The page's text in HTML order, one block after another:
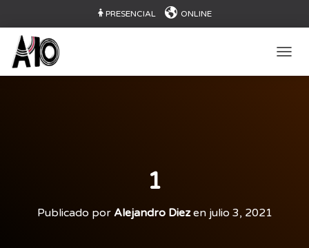
PRESENCIAL ONLINE
1
Publicado por Alejandro Diezen julio 3, 2021